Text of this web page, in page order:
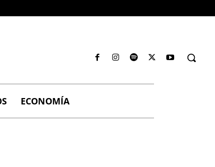
ECONOMÍA